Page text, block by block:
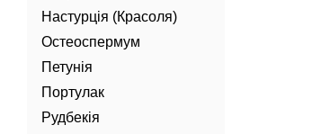
Настурція (Красоля)
Остеоспермум
Петунія
Портулак
Рудбекія